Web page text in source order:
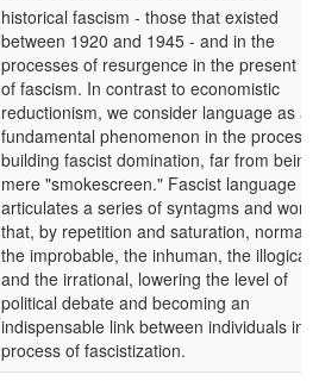
historical fascism - those that existed
between 1920 and 1945 - and in the
processes of resurgence in the present
of fascism. In contrast to economistic
reductionism, we consider language as a
fundamental phenomenon in the process
building fascist domination, far from
mere "smokescreen." Fascist language
articulates a series of syntagms and
that, by repetition and saturation,
the improbable, the inhuman, the illogical
and the irrational, lowering the level of
political debate and becoming an
indispensable link between individuals in
process of fascistization.